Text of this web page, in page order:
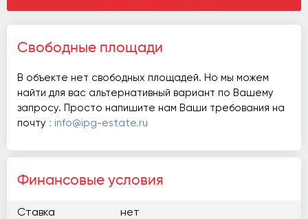
Свободные площади
В объекте нет свободных площадей. Но мы можем
найти для вас альтернативный вариант по Вашему
запросу. Просто напишите нам Ваши требования на
почту : info@ipg-estate.ru
Финансовые условия
Ставка
нет